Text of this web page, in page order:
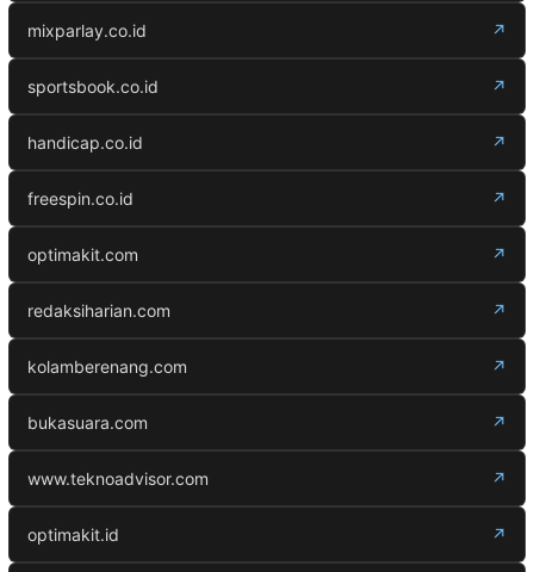
mixparlay.co.id ↗
sportsbook.co.id ↗
handicap.co.id ↗
freespin.co.id ↗
optimakit.com ↗
redaksiharian.com ↗
kolamberenang.com ↗
bukasuara.com ↗
www.teknoadvisor.com ↗
optimakit.id ↗